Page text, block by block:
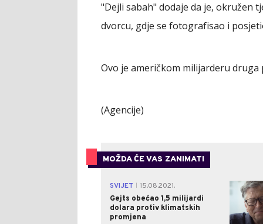
"Dejli sabah" dodaje da je, okružen
dvorcu, gdje se fotografisao i
Ovo je američkom milijarderu
(Agencije)
MOŽDA ĆE VAS ZANIMATI
SVIJET
15.08.2021.
Gejts obećao 1,5 milijardi
dolara protiv klimatskih
promjena